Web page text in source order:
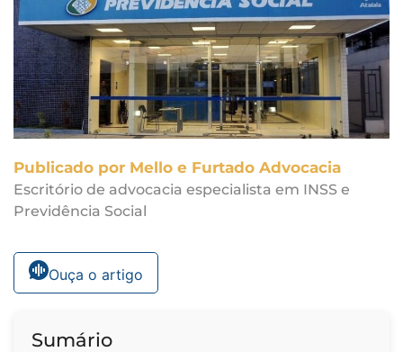
Publicado por Mello e Furtado Advocacia
Escritório de advocacia especialista em INSS e
Previdência Social
Ouça o artigo
Sumário